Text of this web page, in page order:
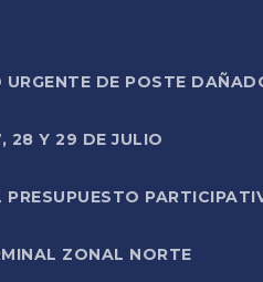
DE POSTE
28 Y 29 DE JULIO
ZONAL NORTE